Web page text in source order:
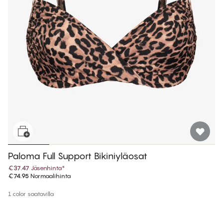
Paloma Full Support Bikiniyläosat
€37.47 Jäsenhinta*
€74.95 Normaalihinta
1 color saatavilla